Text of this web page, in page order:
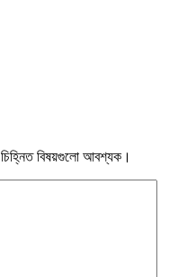
চিহ্নিত বিষয়গুলো আবশ্যক।